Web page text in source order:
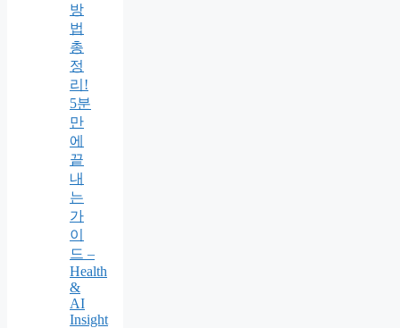
방
법
총
정
리!
5분
만
에
끝
내
는
가
이
드 –
Health
&
AI
Insight